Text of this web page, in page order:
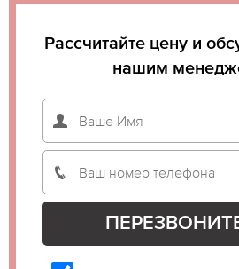
Рассчитайте цену и
нашим